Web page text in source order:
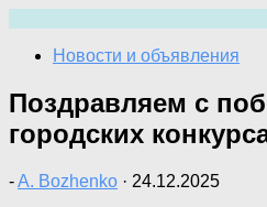
содержимому
Новости и объявления
Поздравляем с
городских
-A. Bozhenko · 24.12.2025